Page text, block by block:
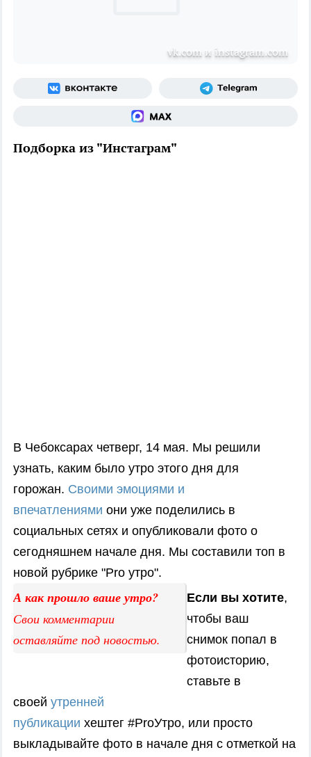
vk.com и instagram.com
Подборка из "Инстаграм"
В Чебоксарах четверг, 14 мая. Мы решили
узнать, каким было утро этого дня для
горожан. Своими эмоциями и
впечатлениями они уже поделились в
социальных сетях и опубликовали фото о
сегодняшнем начале дня. Мы составили топ в
новой рубрике "Pro утро".
А как прошло ваше утро?
Свои комментарии
оставляйте под новостью.
Если вы хотите,
чтобы ваш
снимок попал в
фотоисторию,
ставьте в
своей утренней
публикации хештег #ProУтро, или просто
выкладывайте фото в начале дня с отметкой на